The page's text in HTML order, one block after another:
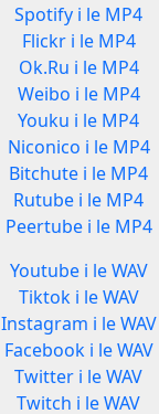
Spotify i le MP4
Flickr i le MP4
Ok.Ru i le MP4
Weibo i le MP4
Youku i le MP4
Niconico i le MP4
Bitchute i le MP4
Rutube i le MP4
Peertube i le MP4
Youtube i le WAV
Tiktok i le WAV
Instagram i le WAV
Facebook i le WAV
Twitter i le WAV
Twitch i le WAV